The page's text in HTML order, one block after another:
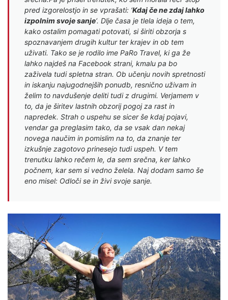
pred izgorelostjo in se vprašati: ‘Kdaj če ne zdaj lahko
izpolnim svoje sanje‘. Dlje časa je tlela ideja o tem,
kako ostalim pomagati potovati, si širiti obzorja s
spoznavanjem drugih kultur ter krajev in ob tem
uživati. Tako se je rodilo ime PaRo Travel, ki ga že
lahko najdeš na Facebook strani, kmalu pa bo
zaživela tudi spletna stran. Ob učenju novih spretnosti
in iskanju najugodnejših ponudb, resnično uživam in
želim to navdušenje deliti tudi z drugimi. Verjamem v
to, da je širitev lastnih obzorij pogoj za rast in
napredek. Strah o uspehu se sicer še kdaj pojavi,
vendar ga preglasim tako, da se vsak dan nekaj
novega naučim in pomislim na to, da znanje ter
izkušnje zagotovo prinesejo tudi uspeh. V tem
trenutku lahko rečem le, da sem srečna, ker lahko
počnem, kar sem si vedno želela. Naj dodam samo še
eno misel: Odloči se in živi svoje sanje.